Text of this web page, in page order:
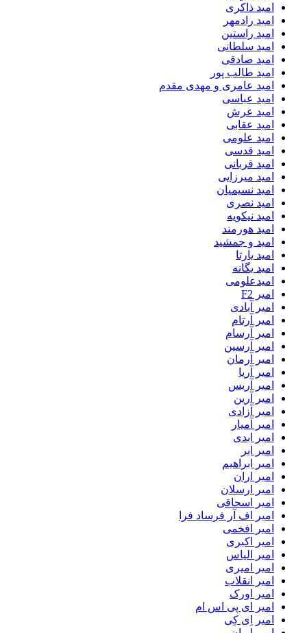
امید ذاکری
امید رادمهر
امید راستین
امید سلطانی
امید صادقی
امید طالب پور
امید عامری و مهدی مقدم
امید عباسی
امید عرش
امید عقابی
امید علومی
امید قدسی
امید قربانی
امید میرزایی
امید نسیمیان
امید نصری
امید نیکویه
امید هورمند
امید و جمشید
امید یارتا
امید یگانه
امیدعلومی
امیر F2
امیر آبادی
امیر آرتام
امیر آرسام
امیر آرسین
امیر آرمان
امیر آریا
امیر آریس
امیر آرین
امیر آزادی
امیر آمیار
امیر ابدی
امیر ابر
امیر ابراهیم
امیر اران
امیر ارسلان
امیر اسحاقی
امیر اف آر فرساد فرا
امیر افخمی
امیر اکبری
امیر الیاس
امیر امیری
امیر انقلاب
امیر اورک
امیر ای پی اس ام
امیر اِی کِی